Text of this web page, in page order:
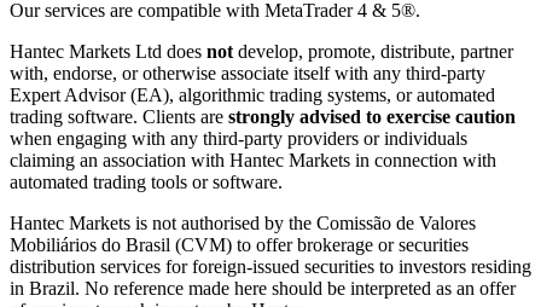
Our services are compatible with MetaTrader 4 & 5®.
Hantec Markets Ltd does not develop, promote, distribute, partner
with, endorse, or otherwise associate itself with any third-party
Expert Advisor (EA), algorithmic trading systems, or automated
trading software. Clients are strongly advised to exercise caution
when engaging with any third-party providers or individuals
claiming an association with Hantec Markets in connection with
automated trading tools or software.
Hantec Markets is not authorised by the Comissão de Valores
Mobiliários do Brasil (CVM) to offer brokerage or securities
distribution services for foreign-issued securities to investors residing
in Brazil. No reference made here should be interpreted as an offer